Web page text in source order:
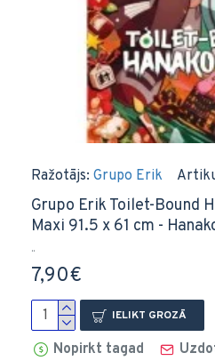
Ražotājs: Grupo Erik
Grupo Erik Toilet-Bound
Maxi 91.5 x 61 cm -
..
7,90€
IELIKT GROZĀ
Nopirkt tagad